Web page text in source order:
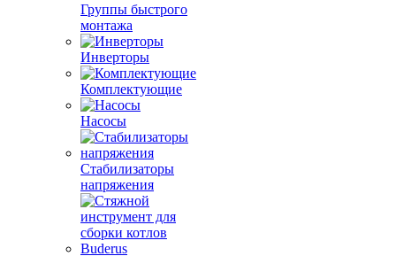
Группы быстрого
монтажа
Инверторы
Комплектующие
Насосы
Стабилизаторы
напряжения